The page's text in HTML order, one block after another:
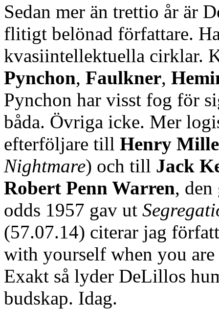
Sedan mer än trettio år är
flitigt belönad författare.
kvasiintellektuella cirklar.
Pynchon, Faulkner,
Pynchon har visst fog för
båda. Övriga icke. Mer
efterföljare till Henry
Nightmare) och till Jack
Robert Penn Warren, den
odds 1957 gav ut
(57.07.14) citerar jag
with yourself when you
Exakt så lyder DeLillos
budskap. Idag.